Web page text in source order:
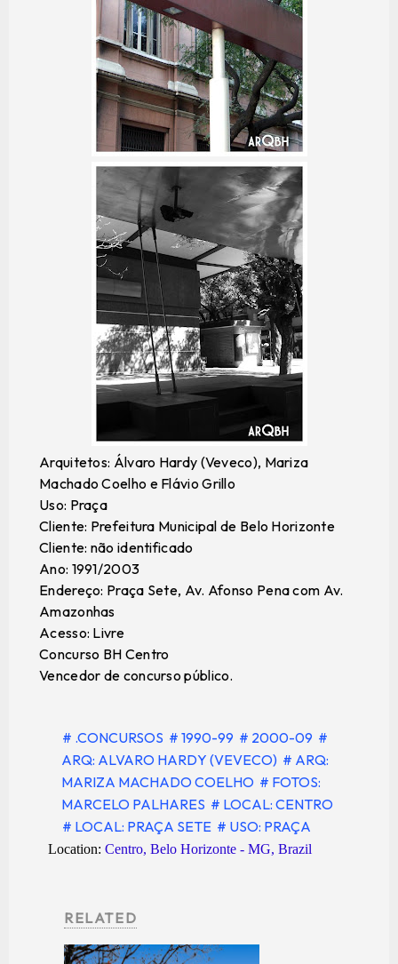
Arquitetos: Álvaro Hardy (Veveco), Mariza
Machado Coelho e Flávio Grillo
Uso: Praça
Cliente: Prefeitura Municipal de Belo Horizonte
Cliente: não identificado
Ano: 1991/2003
Endereço: Praça Sete, Av. Afonso Pena com Av.
Amazonhas
Acesso: Livre
Concurso BH Centro
Vencedor de concurso público.
# .CONCURSOS # 1990-99 # 2000-09 #
ARQ: ALVARO HARDY (VEVECO) # ARQ:
MARIZA MACHADO COELHO # FOTOS:
MARCELO PALHARES # LOCAL: CENTRO
# LOCAL: PRAÇA SETE # USO: PRAÇA
Location: Centro, Belo Horizonte - MG, Brazil
RELATED